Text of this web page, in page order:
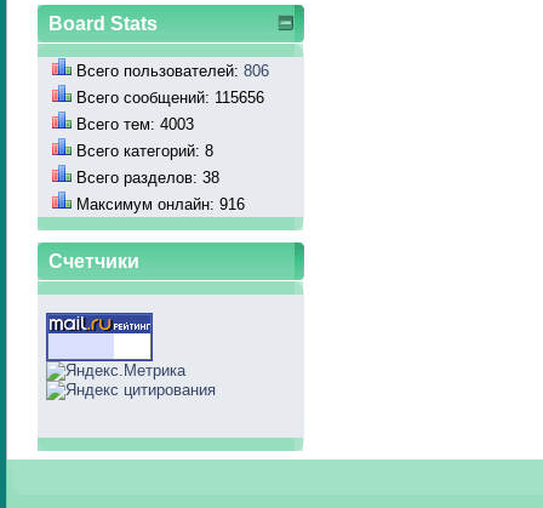
Board Stats
Всего пользователей: 806
Всего сообщений: 115656
Всего тем: 4003
Всего категорий: 8
Всего разделов: 38
Максимум онлайн: 916
Счетчики